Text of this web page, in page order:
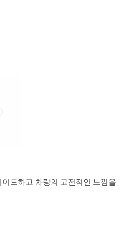
드하고 차량의 고전적인 느낌을